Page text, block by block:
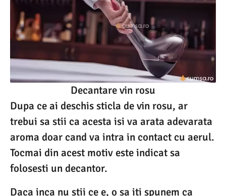
Decantare vin rosu
Dupa ce ai deschis sticla de vin rosu, ar
trebui sa stii ca acesta isi va arata adevarata
aroma doar cand va intra in contact cu aerul.
Tocmai din acest motiv este indicat sa
folosesti un decantor.
Daca inca nu stii ce e, o sa iti spunem ca